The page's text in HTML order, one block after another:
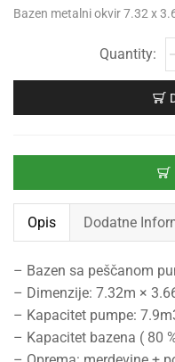
Bazen metalni okvir 7.32 x
Opis Dodatne
– Bazen sa peščanom
– Dimenzije: 7.32m ×
– Kapacitet pumpe:
– Kapacitet bazena ( 80